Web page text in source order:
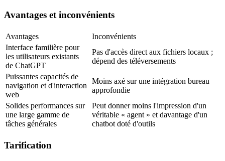
Avantages et inconvénients
Avantages
Inconvénients
Interface familière pour
les utilisateurs existants
de ChatGPT
Pas d'accès direct aux fichiers locaux ;
dépend des téléversements
Puissantes capacités de
navigation et d'interaction
web
Moins axé sur une intégration bureau
approfondie
Solides performances sur
une large gamme de
tâches générales
Peut donner moins l'impression d'un
véritable « agent » et davantage d'un
chatbot doté d'outils
Tarification